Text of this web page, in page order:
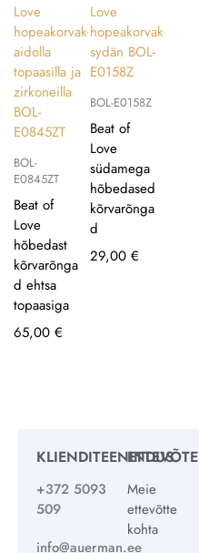
BOL-
E0845ZT
Beat of
Love
hõbedast
kõrvarõnga
d ehtsa
topaasiga
65,00 €
BOL-E0158Z
Beat of
Love
südamega
hõbedased
kõrvarõnga
d
29,00 €
KLIENDITEENINDUS
+372 5093
509
info@auerman.ee
ETTEVÕTE
Meie
ettevõtte
kohta